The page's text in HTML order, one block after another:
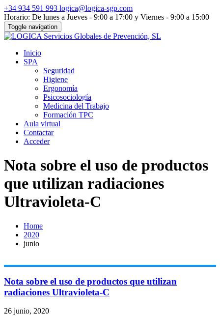
+34 934 591 993 logica@logica-sgp.com
Horario: De lunes a Jueves - 9:00 a 17:00 y Viernes - 9:00 a 15:00
Toggle navigation
Inicio
SPA
Seguridad
Higiene
Ergonomía
Psicosociología
Medicina del Trabajo
Formación TPC
Aula virtual
Contactar
Acceder
Nota sobre el uso de productos
que utilizan radiaciones
Ultravioleta-C
Home
2020
junio
Nota sobre el uso de productos que utilizan
radiaciones Ultravioleta-C
26 junio, 2020